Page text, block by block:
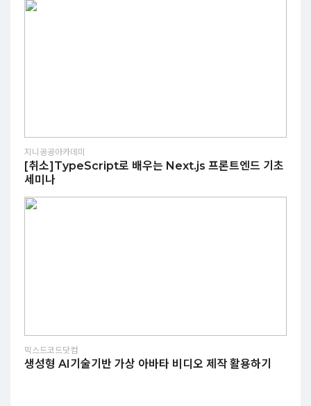
지니공공아카데미
[취소]TypeScript로 배우는 Next.js 프론트엔드 기초
세미나
믹스드코드닷컴
생성형 AI기술기반 가상 아바타 비디오 제작 활용하기